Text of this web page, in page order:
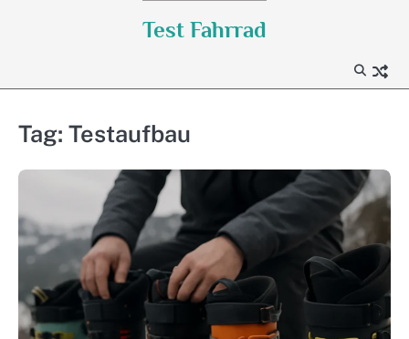
Test Fahrrad
Tag: Testaufbau